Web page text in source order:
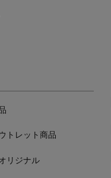
トレット商品
リジナル